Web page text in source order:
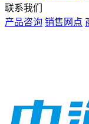
联系我们
产品咨询 销售网点